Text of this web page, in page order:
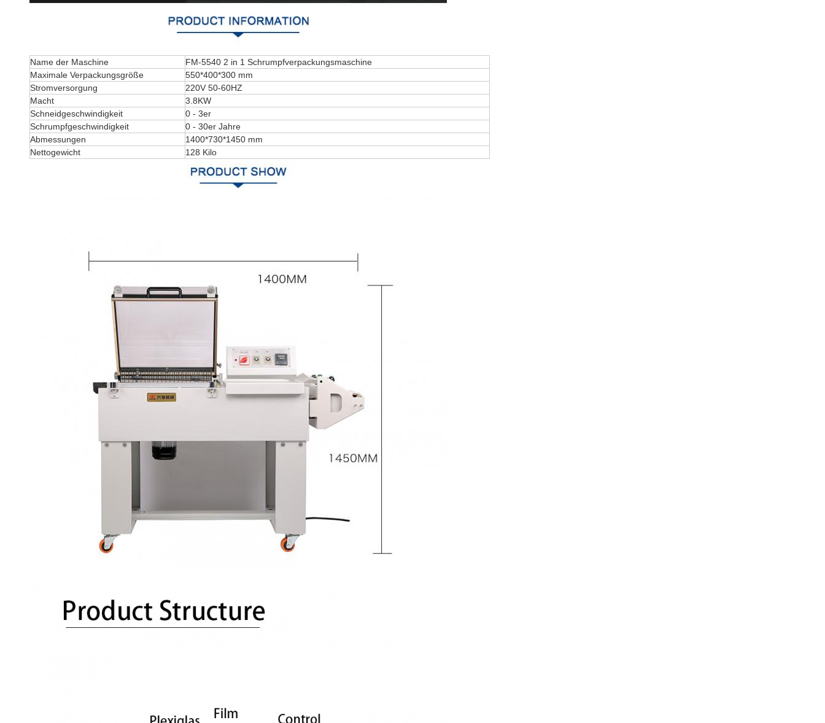
Name der Maschine
FM-5540 2 in 1 Schrumpfverpackungsmaschine
Maximale Verpackungsgröße
550*400*300 mm
Stromversorgung
220V 50-60HZ
Macht
3.8KW
Schneidgeschwindigkeit
0 - 3er
Schrumpfgeschwindigkeit
0 - 30er Jahre
Abmessungen
1400*730*1450 mm
Nettogewicht
128 Kilo